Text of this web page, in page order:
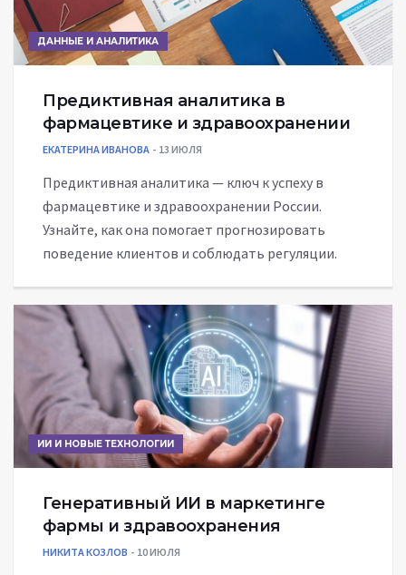
ДАННЫЕ И АНАЛИТИКА
Предиктивная аналитика в
фармацевтике и здравоохранении
ЕКАТЕРИНА ИВАНОВА 13 ИЮЛЯ
Предиктивная аналитика — ключ к успеху в
фармацевтике и здравоохранении России.
Узнайте, как она помогает прогнозировать
поведение клиентов и соблюдать регуляции.
ИИ И НОВЫЕ ТЕХНОЛОГИИ
Генеративный ИИ в маркетинге
фармы и здравоохранения
НИКИТА КОЗЛОВ 10 ИЮЛЯ